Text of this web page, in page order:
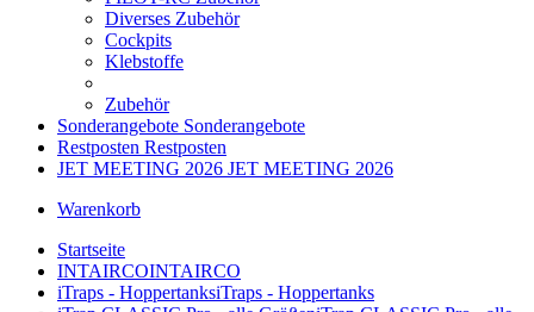
Diverses Zubehör
Cockpits
Klebstoffe
Zubehör
Sonderangebote Sonderangebote
Restposten Restposten
JET MEETING 2026 JET MEETING 2026
Warenkorb
Startseite
INTAIRCOINTAIRCO
iTraps - HoppertanksiTraps - Hoppertanks